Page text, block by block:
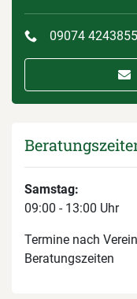
09074 4243855
Samstag:
09:00 - 13:00 Uhr
Termine nach
Beratungszeiten